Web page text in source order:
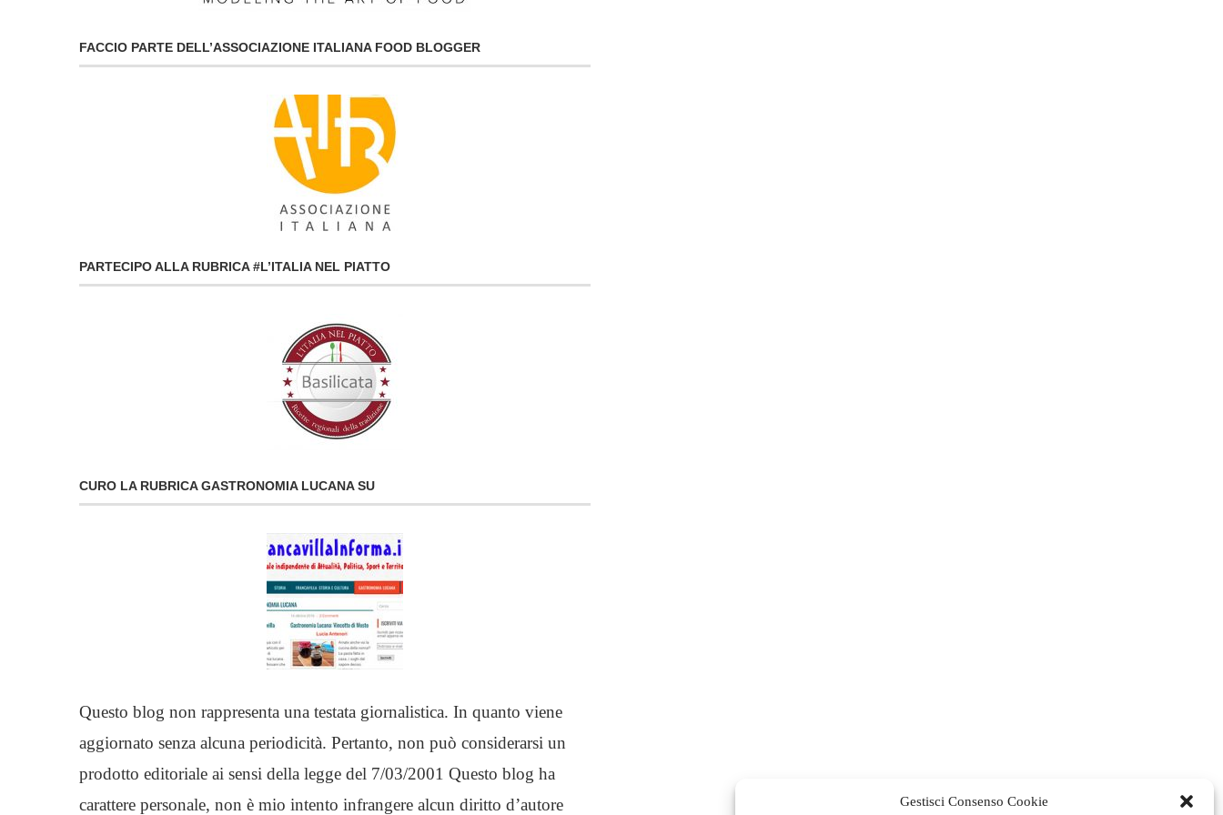
Gestisci Consenso Cookie
FACCIO PARTE DELL’ASSOCIAZIONE ITALIANA FOOD BLOGGER
PARTECIPO ALLA RUBRICA #L’ITALIA NEL PIATTO
CURO LA RUBRICA GASTRONOMIA LUCANA SU
Questo blog non rappresenta una testata giornalistica. In quanto viene
aggiornato senza alcuna periodicità. Pertanto, non può considerarsi un
prodotto editoriale ai sensi della legge del 7/03/2001 Questo blog ha
carattere personale, non è mio intento infrangere alcun diritto d’autore